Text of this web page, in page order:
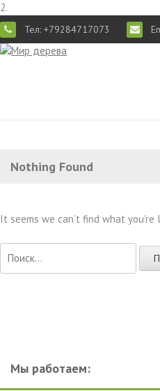
2.
Тел: +79284717073
Nothing Found
It seems we can’t find what
Мы работаем: